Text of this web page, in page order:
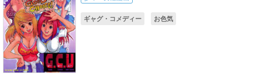
ギャグ・コメディー お色気